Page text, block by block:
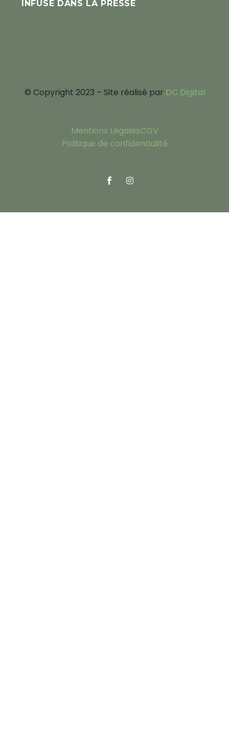
INFUSE DANS LA PRESSE
© Copyright 2023 – Site réalisé par DC Digital
Mentions LégalesCGV
Politique de confidentialité